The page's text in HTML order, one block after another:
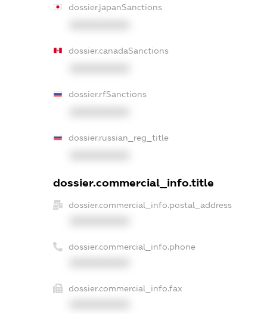
dossier.japanSanctions
dossier.canadaSanctions
dossier.rfSanctions
dossier.russian_reg_title
dossier.commercial_info.title
dossier.commercial_info.postal_address
dossier.commercial_info.phone
dossier.commercial_info.fax